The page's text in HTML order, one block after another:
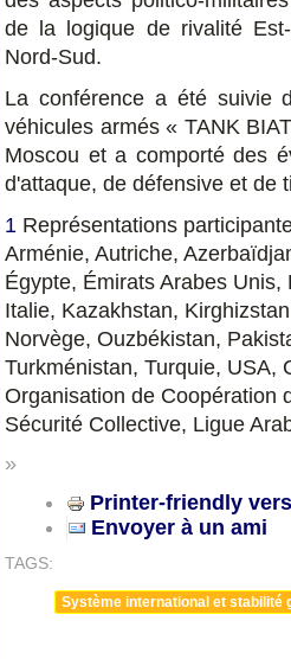
de la logique de rivalité
Nord-Sud.
La conférence a été suivie
véhicules armés « TANK
Moscou et a comporté des
d'attaque, de défensive et de
1 Représentations
Arménie, Autriche,
Égypte, Émirats Arabes
Italie, Kazakhstan,
Norvège, Ouzbékistan,
Turkménistan, Turquie, USA,
Organisation de Coopération
Sécurité Collective, Ligue
»
Printer-friendly
Envoyer à un ami
TAGS:
Système international et stabilité